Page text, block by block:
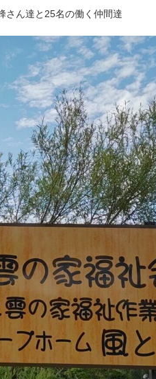
さん達と25名の働く仲間達